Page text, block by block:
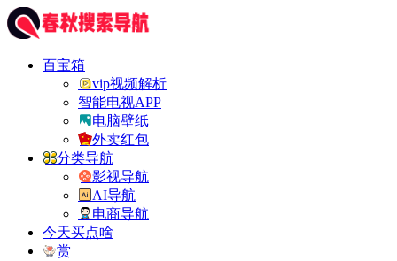
百宝箱
vip视频解析
智能电视APP
电脑壁纸
外卖红包
分类导航
影视导航
AI导航
电商导航
今天买点啥
赏